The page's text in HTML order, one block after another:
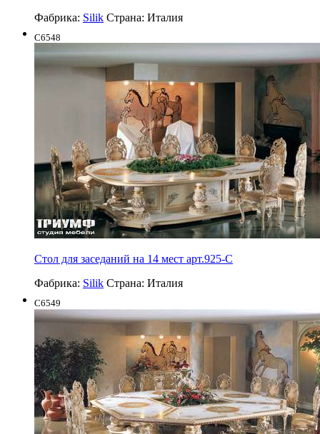
Фабрика: Silik Страна: Италия
C6548
Стол для заседаний на 14 мест арт.925-С
Фабрика: Silik Страна: Италия
C6549